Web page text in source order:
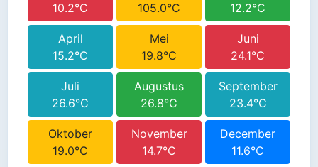
10.2°C
105.0°C
12.2°C
April
15.2°C
Mei
19.8°C
Juni
24.1°C
Juli
26.6°C
Augustus
26.8°C
September
23.4°C
Oktober
19.0°C
November
14.7°C
December
11.6°C